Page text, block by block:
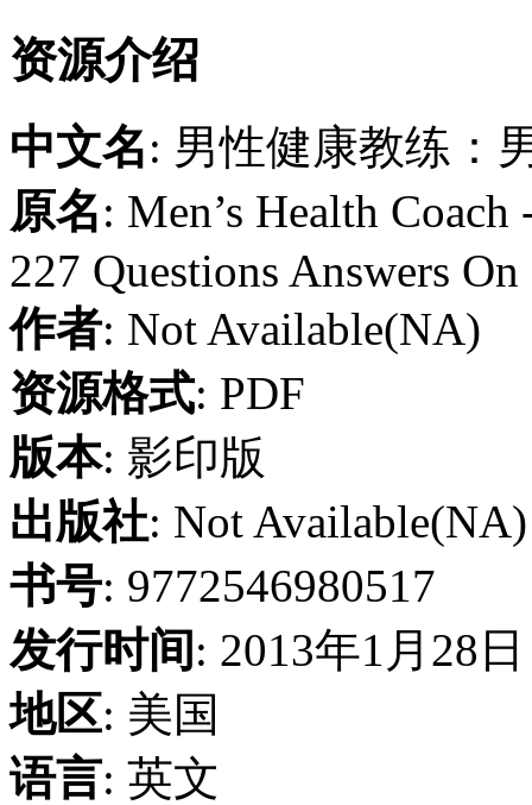
资源介绍
中文名: 男性健康教练：
原名: Men’s Health
227 Questions Answers
作者: Not Available(NA)
资源格式: PDF
版本: 影印版
出版社: Not Available(NA)
书号: 9772546980517
发行时间 : 2013年1月28日
地区: 美国
语言: 英文